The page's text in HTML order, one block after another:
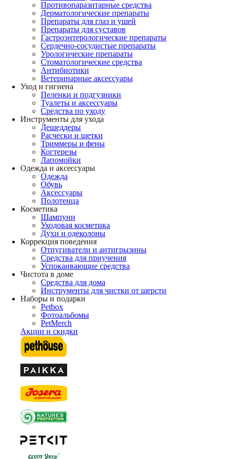
Противопаразитарные средства
Дерматологические препараты
Препараты для глаз и ушей
Препараты для суставов
Гастроэнтерологические препараты
Сердечно-сосудистые препараты
Урологические препараты
Стоматологические средства
Антибиотики
Ветеринарные аксессуары
Уход и гигиена
Пеленки и подгузники
Туалеты и аксессуары
Средства по уходу
Инструменты для ухода
Дешеддеры
Расчески и щетки
Триммеры и фены
Когтерезы
Лапомойки
Одежда и аксессуары
Одежда
Обувь
Аксессуары
Полотенца
Косметика
Шампуни
Уходовая косметика
Духи и одеколоны
Коррекция поведения
Отпугиватели и антигрызины
Средства для приучения
Успокаивающие средства
Чистота в доме
Средства для дома
Инструменты для чистки от шерсти
Наборы и подарки
Petbox
Фотоальбомы
PetMerch
Акции и скидки